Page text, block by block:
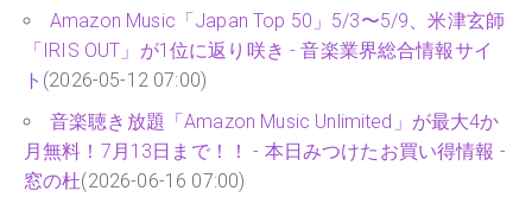
Amazon Music「Japan Top 50」5/3〜5/9、米津玄師
「IRIS OUT」が1位に返り咲き - 音楽業界総合情報サイ
ト (2026-05-12 07:00)
音楽聴き放題「Amazon Music Unlimited」が最大4か
月無料！7月13日まで！！ - 本日みつけたお買い得情報 -
窓の杜(2026-06-16 07:00)